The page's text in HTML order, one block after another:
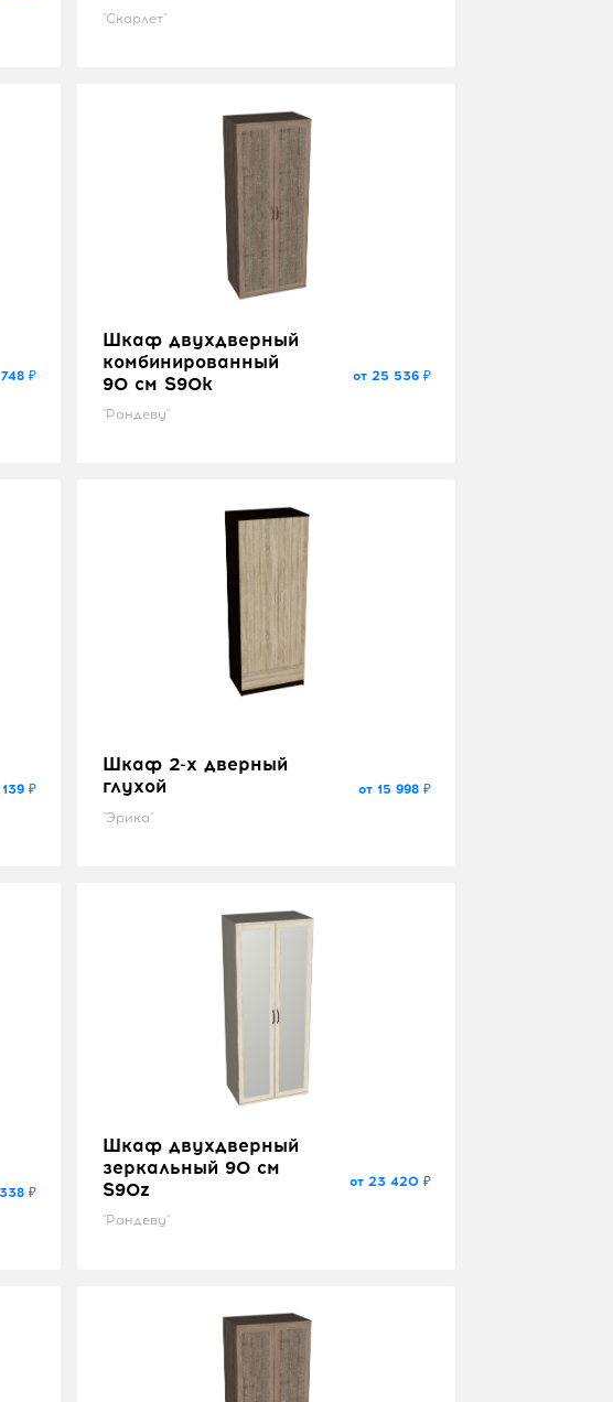
"Скарлет"
₽
Шкаф двухдверный
комбинированный
90 см S90k
"Рандеву"
от 25 536 ₽
139 ₽
Шкаф 2-х дверный
глухой
"Эрика"
от 15 998 ₽
₽
Шкаф двухдверный
зеркальный 90 см
S90z
"Рандеву"
от 23 420 ₽